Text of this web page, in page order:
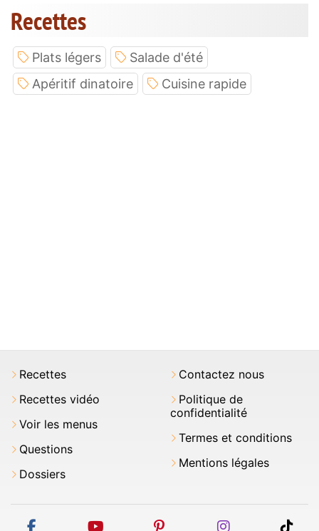
Recettes
Plats légers
Salade d'été
Apéritif dinatoire
Cuisine rapide
Recettes
Recettes vidéo
Voir les menus
Questions
Dossiers
Contactez nous
Politique de
confidentialité
Termes et conditions
Mentions légales
facebook youtube pinterest instagram